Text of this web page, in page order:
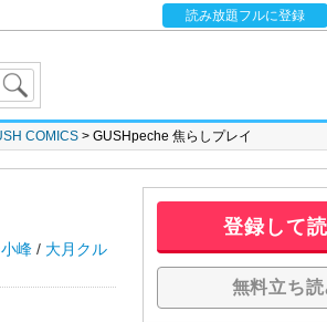
読み放題フルに登録
COMICS GUSHpeche 焦らしプレイ
峰 / 大月クル
登録して
無料立ち